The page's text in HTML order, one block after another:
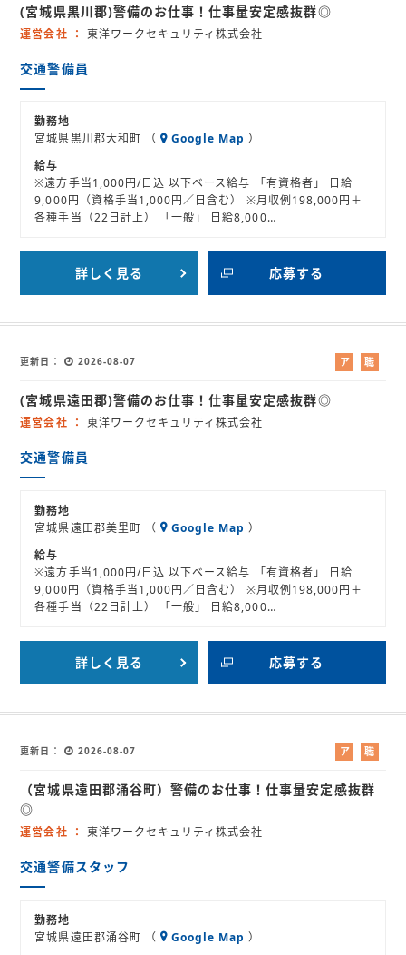
(宮城県黒川郡)警備のお仕事！仕事量安定感抜群◎
運営会社 東洋ワークセキュリティ株式会社
交通警備員
勤務地
宮城県黒川郡大和町 （
Google Map ）
給与
※遠方手当1,000円/日込 以下ベース給与 「有資格者」 日給
9,000円（資格手当1,000円／日含む） ※月収例198,000円＋
各種手当（22日計上） 「一般」 日給8,000…
詳しく見る 応募する
更新日 2026-08-07
ア
職
(宮城県遠田郡)警備のお仕事！仕事量安定感抜群◎
運営会社 東洋ワークセキュリティ株式会社
交通警備員
勤務地
宮城県遠田郡美里町 （
Google Map ）
給与
※遠方手当1,000円/日込 以下ベース給与 「有資格者」 日給
9,000円（資格手当1,000円／日含む） ※月収例198,000円＋
各種手当（22日計上） 「一般」 日給8,000…
詳しく見る 応募する
更新日 2026-08-07
ア
バ
職
紹
（宮城県遠田郡涌谷町）警備のお仕事！仕事量安定感抜群
◎
運営会社 東洋ワークセキュリティ株式会社
交通警備スタッフ
勤務地
宮城県遠田郡涌谷町 （
Google Map ）